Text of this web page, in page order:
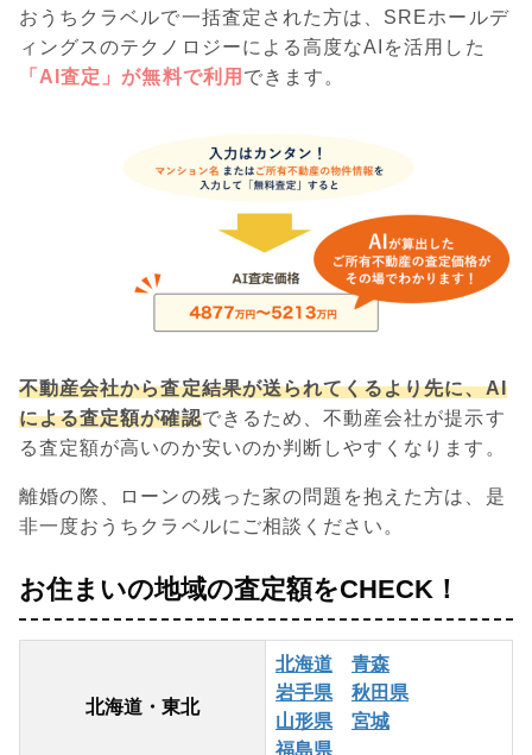
おうちクラベルで一括査定された方は、SREホールデ
ィングスのテクノロジーによる高度なAIを活用した
「AI査定」が無料で利用 できます。
不動産会社から査定結果が送られてくるより先に、AI
による査定額が確認できるため、不動産会社が提示す
る査定額が高いのか安いのか判断しやすくなります。
離婚の際、ローンの残った家の問題を抱えた方は、是
非一度おうちクラベルにご相談ください。
お住まいの地域の査定額をCHECK！
北海道・東北
北海道
青森
岩手県
秋田県
山形県
宮城
福島県